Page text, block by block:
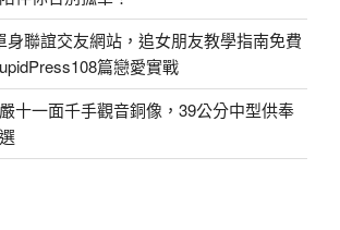
身聯誼交友網站，追女朋友教學指南免費
篇戀愛實戰
十一面千手觀音銅像，39公分中型供奉